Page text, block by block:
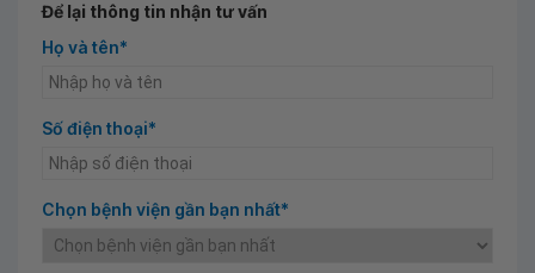
Để lại thông tin nhận tư vấn
Họ và tên*
Số điện thoại*
Chọn bệnh viện gần bạn nhất*